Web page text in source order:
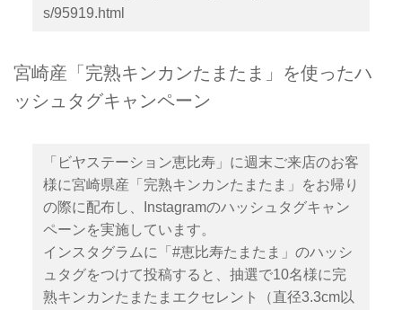
s/95919.html
宮崎産「完熟キンカンたまたま」を使ったハ
ッシュタグキャンペーン
「ビヤステーション恵比寿」に週末ご来店のお客
様に宮崎県産「完熟キンカンたまたま」をお帰り
の際に配布し、Instagramのハッシュタグキャン
ペーンを実施しています。
インスタグラムに「#恵比寿たまたま」のハッシ
ュタグをつけて投稿すると、抽選で10名様に完
熟キンカンたまたまエクセレント（直径3.3cm以